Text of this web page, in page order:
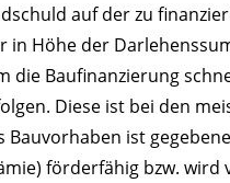
auf der zu
in Höhe der
die Baufinanzierung
Diese ist bei den
Bauvorhaben ist
förderfähig bzw. wird